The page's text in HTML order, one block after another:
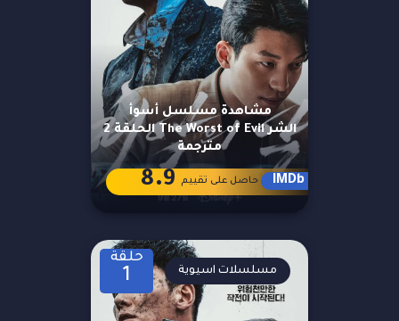
مشاهدة مسلسل أسوأ
الشر The Worst of Evil الحلقة 2
مترجمة
IMDb حاصل على تقييم 8.9
حلقة
1 مسلسلات اسيوية